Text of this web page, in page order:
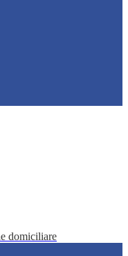
domiciliare